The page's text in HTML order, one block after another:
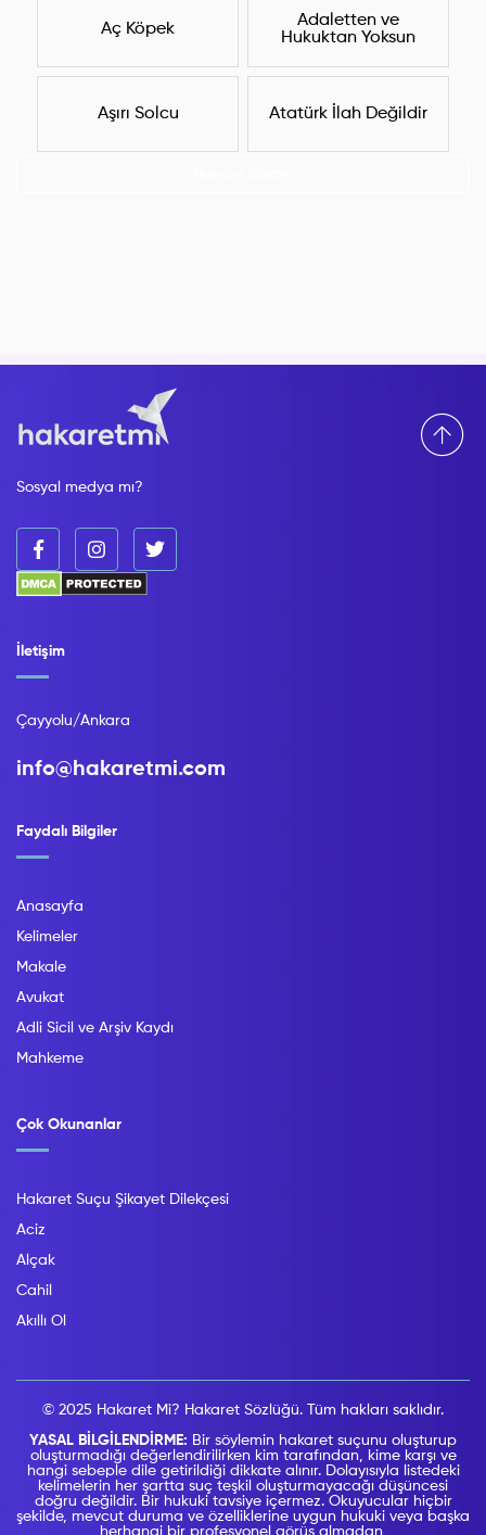
Aç Köpek
Adaletten ve
Hukuktan Yoksun
Aşırı Solcu Atatürk İlah Değildir
Sosyal medya mı?
Faydalı Bilgiler
Anasayfa
Kelimeler
Makale
Avukat
Adli Sicil ve Arşiv Kaydı
Mahkeme
Çok Okunanlar
Hakaret Suçu Şikayet Dilekçesi
Aciz
Alçak
Cahil
Akıllı Ol
İletişim
Çayyolu/Ankara
info@hakaretmi.com
© 2025 Hakaret Mi? Hakaret Sözlüğü. Tüm hakları saklıdır.
YASAL BİLGİLENDİRME: Bir söylemin hakaret suçunu oluşturup
oluşturmadığı değerlendirilirken kim tarafından, kime karşı ve
hangi sebeple dile getirildiği dikkate alınır. Dolayısıyla listedeki
kelimelerin her şartta suç teşkil oluşturmayacağı düşüncesi
doğru değildir. Bir hukuki tavsiye içermez. Okuyucular hiçbir
şekilde, mevcut duruma ve özelliklerine uygun hukuki veya başka
herhangi bir profesyonel görüş almadan,